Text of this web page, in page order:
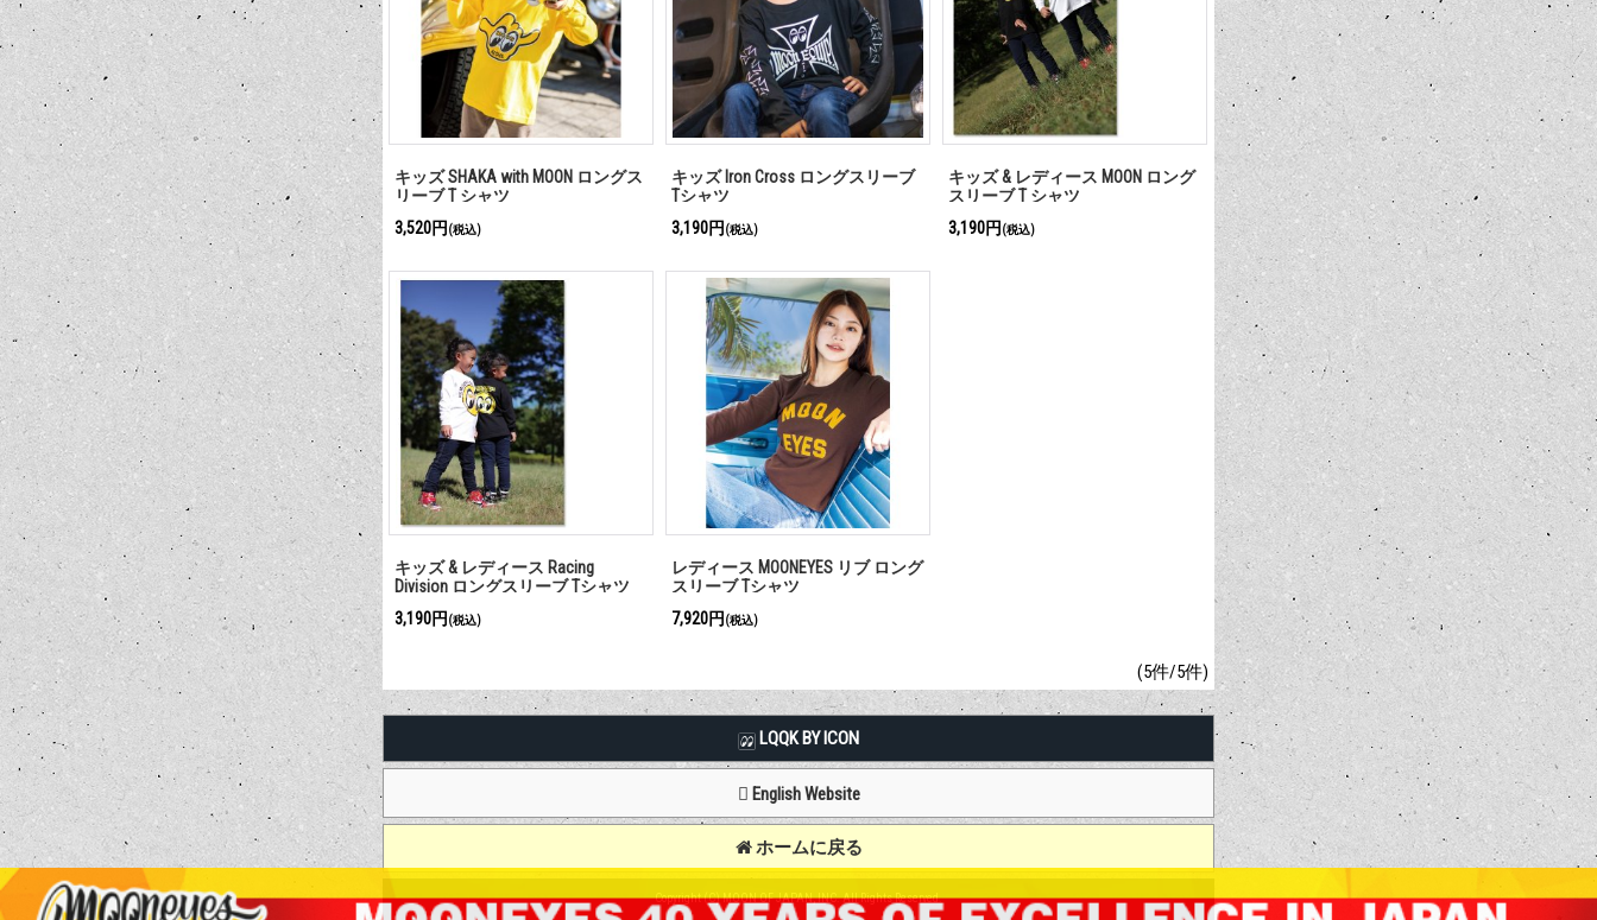
キッズ SHAKA with MOON ロングス
リーブ T シャツ
3,520円 (税込)
キッズ Iron Cross ロングスリーブ
Tシャツ
3,190円 (税込)
キッズ & レディース MOON ロング
スリーブ T シャツ
3,190円 (税込)
キッズ & レディース Racing
Division ロングスリーブ Tシャツ
3,190円 (税込)
レディース MOONEYES リブ ロング
スリーブ Tシャツ
7,920円 (税込)
(5件/5件)
LQQK BY ICON
English Website
ホームに戻る
Copyright (C) MOON OF JAPAN, INC. All Rights Reserved.